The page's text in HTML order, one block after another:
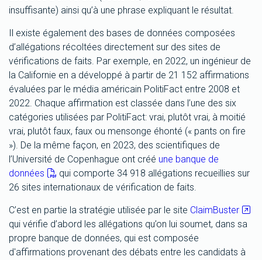
insuffisante) ainsi qu’à une phrase expliquant le résultat.
Il existe également des bases de données composées
d’allégations récoltées directement sur des sites de
vérifications de faits. Par exemple, en 2022, un ingénieur de
la Californie en a développé à partir de 21 152 affirmations
évaluées par le média américain PolitiFact entre 2008 et
2022. Chaque affirmation est classée dans l’une des six
catégories utilisées par PolitiFact: vrai, plutôt vrai, à moitié
vrai, plutôt faux, faux ou mensonge éhonté (« pants on fire
»). De la même façon, en 2023, des scientifiques de
l’Université de Copenhague ont créé une banque de
données
qui comporte 34 918 allégations recueillies sur
26 sites internationaux de vérification de faits.
C’est en partie la stratégie utilisée par le site ClaimBuster
qui vérifie d’abord les allégations qu’on lui soumet, dans sa
propre banque de données, qui est composée
d'affirmations provenant des débats entre les candidats à